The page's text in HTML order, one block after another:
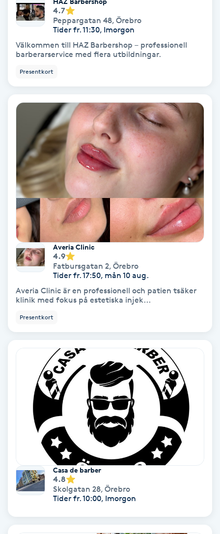
Regndroppsmassage
Reiki massage
Restorative Yoga
Rosacea
Rosenmetoden
Ryggmassage
Samtalsterapi
Senioryoga
Shiatsu
Singelfransar
Sjukgymnastik
Skalpmassage
Skinbooster
Sklerosering
Skägg
4.7
Peppargatan 48, Örebro
Tider fr. 11:30, Imorgon
Välkommen till HAZ Barbershop – professionell
barberarservice med flera utbildningar.
Presentkort
Averia Clinic
4.9
Fatbursgatan 2, Örebro
Tider fr. 17:50, mån 10 aug.
Averia Clinic är en professionell och patien tsäker
klinik med fokus på estetiska injek...
Presentkort
Casa de barber
4.8
Skolgatan 28, Örebro
Tider fr. 10:00, Imorgon